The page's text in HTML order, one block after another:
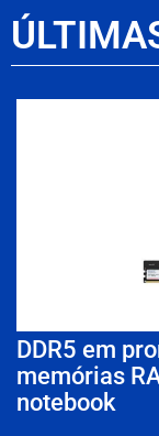
DDR5 em
memórias
notebook